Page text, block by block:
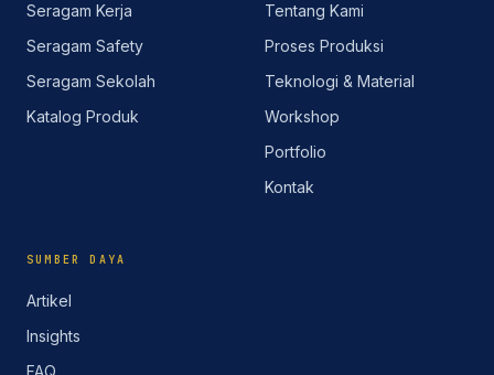
Seragam Kerja
Seragam Safety
Seragam Sekolah
Katalog Produk
Tentang Kami
Proses Produksi
Teknologi & Material
Workshop
Portfolio
Kontak
SUMBER DAYA
Artikel
Insights
FAQ